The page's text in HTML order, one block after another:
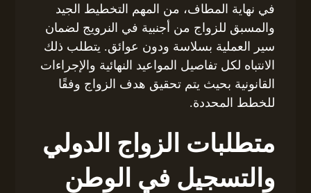
في نهاية المطاف، من المهم التخطيط الجيد
والمسبق للزواج من أجنبية في النرويج لضمان
سير العملية بسلاسة ودون عوائق. يتطلب ذلك
الانتباه لكل تفاصيل المواعيد النهائية والإجراءات
القانونية بحيث يتم تحقيق هدف الزواج وفقًا
للخطط المحددة.
متطلبات الزواج الدولي
والتسجيل في الوطن